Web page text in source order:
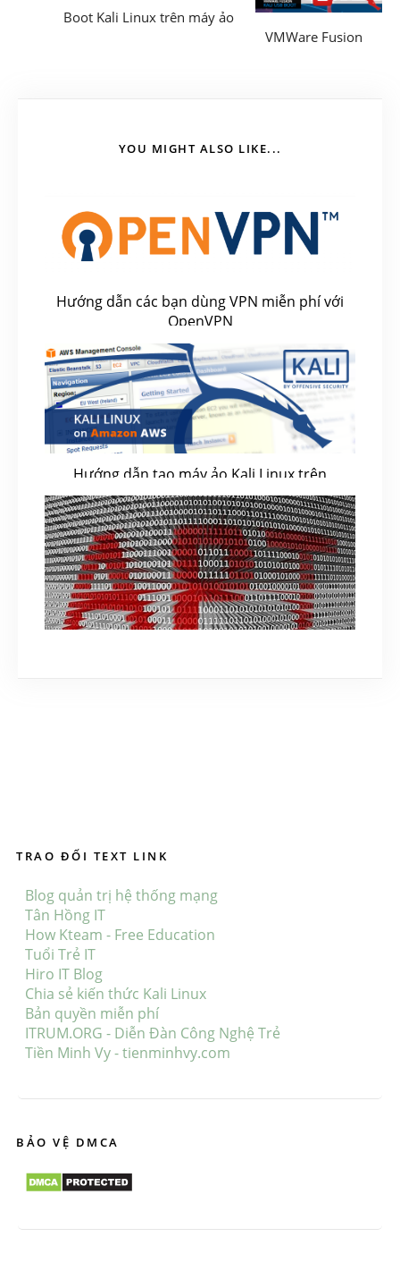
Boot Kali Linux trên máy ảo
VMWare Fusion
YOU MIGHT ALSO LIKE...
Hướng dẫn các bạn dùng VPN miễn phí với
OpenVPN
June 21, 2018
Hướng dẫn tạo máy ảo Kali Linux trên
Amazon AWS
May 15, 2020
TRAO ĐỔI TEXT LINK
Blog quản trị hệ thống mạng
Tân Hồng IT
How Kteam - Free Education
Tuổi Trẻ IT
Hiro IT Blog
Chia sẻ kiến thức Kali Linux
Bản quyền miễn phí
ITRUM.ORG - Diễn Đàn Công Nghệ Trẻ
Tiền Minh Vy - tienminhvy.com
BẢO VỆ DMCA